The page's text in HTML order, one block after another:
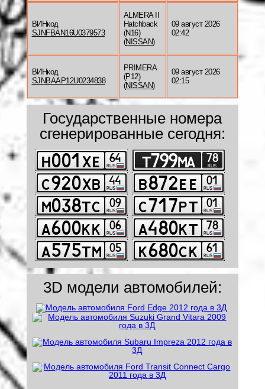
ВИНкод
SJNFBAN16U0379573
ALMERA II
Hatchback
(N16)
(NISSAN)
09 август 2026
02:42
ВИНкод
SJNBAAP12U0234838
PRIMERA
(P12)
(NISSAN)
09 август 2026
02:15
Государственные номера
сгенерированные сегодня:
3D модели автомобилей: